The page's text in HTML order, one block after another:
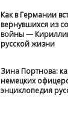
Как в Германии
вернувшихся из
войны —
русской жизни
Зина Портнова:
немецких
энциклопедия